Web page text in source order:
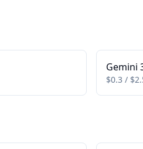
Gemini
$0.3 /